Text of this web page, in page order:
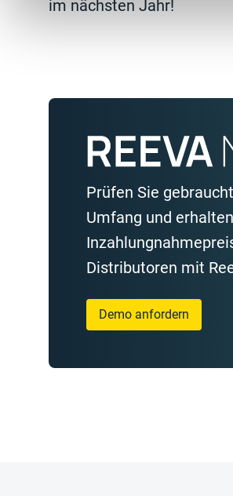
im nächsten Jahr!
Prüfen Sie
Umfang und
Distributoren mit
Demo anfordern